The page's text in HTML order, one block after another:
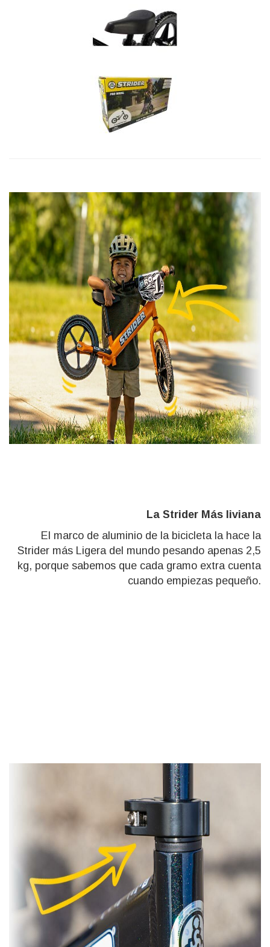
La Strider Más liviana
El marco de aluminio de la bicicleta la hace la
Strider más Ligera del mundo pesando apenas 2,5
kg, porque sabemos que cada gramo extra cuenta
cuando empiezas pequeño.